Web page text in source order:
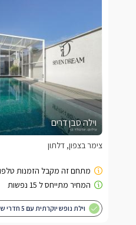
וילה סבן דרים
צימר בצפון, דלתון
וילת נופש יוקרתית עם 5 חדרי שינה